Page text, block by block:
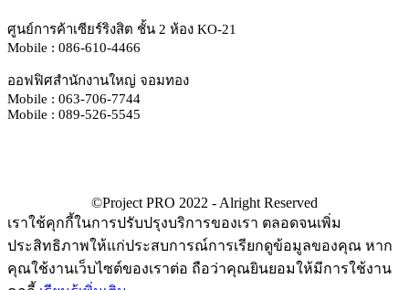
ศูนย์การค้าเซียร์ริงสิต ชั้น 2 ห้อง KO-21
Mobile : 086-610-4466
ออฟฟิศสำนักงานใหญ่ จอมทอง
Mobile : 063-706-7744
Mobile : 089-526-5545
เราใช้คุกกี้ในการปรับปรุงบริการของเรา ตลอดจนเพิ่ม
ประสิทธิภาพให้แก่ประสบการณ์การเรียกดูข้อมูลของคุณ หาก
คุณใช้งานเว็บไซต์ของเราต่อ ถือว่าคุณยินยอมให้มีการใช้งาน